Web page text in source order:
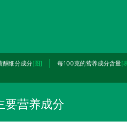
酮细分成分[图] 每100克的营养成分含量[
要营养成分